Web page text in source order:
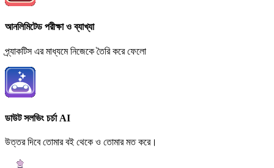
আনলিমিটেড পরীক্ষা ও ব্যাখ্যা
প্র্যাকটিস এর মাধ্যমে নিজেকে তৈরি করে ফেলো
ডাউট সলভিং চর্চা AI
উত্তর দিবে তোমার বই থেকে ও তোমার মত করে।